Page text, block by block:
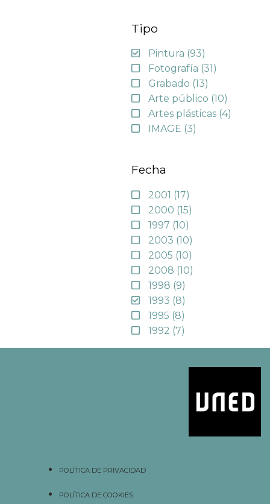
Tipo
Pintura (93)
Fotografía (31)
Grabado (13)
Arte público (10)
Artes plásticas (4)
IMAGE (3)
Fecha
2001 (17)
2000 (15)
1997 (10)
2003 (10)
2005 (10)
2008 (10)
1998 (9)
1993 (8)
1995 (8)
1992 (7)
POLÍTICA DE PRIVACIDAD
POLÍTICA DE COOKIES